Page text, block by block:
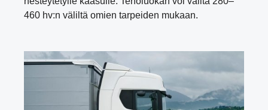
460 hv:n väliltä omien tarpeiden mukaan.